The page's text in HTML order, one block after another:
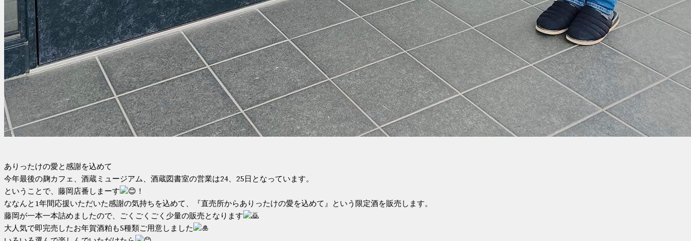
ありったけの愛と感謝を込めて
今年最後の麹カフェ、酒蔵ミュージアム、酒蔵図書室の営業は24、25日となっています。
ということで、藤岡店番しまーす
！
ななんと1年間応援いただいた感謝の気持ちを込めて、『直売所からありったけの愛を込めて』という限定酒を販売します。
藤岡が一本一本詰めましたので、ごくごくごく少量の販売となります
大人気で即完売したお年賀酒粕も5種類ご用意しました